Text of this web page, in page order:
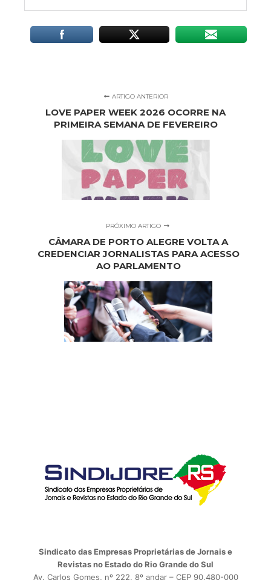
ARTIGO ANTERIOR
LOVE PAPER WEEK 2026 OCORRE NA
PRIMEIRA SEMANA DE FEVEREIRO
PRÓXIMO ARTIGO
CÂMARA DE PORTO ALEGRE VOLTA A
CREDENCIAR JORNALISTAS PARA ACESSO
AO PARLAMENTO
Sindicato das Empresas Proprietárias de Jornais e
Revistas no Estado do Rio Grande do Sul
Av. Carlos Gomes, nº 222, 8º andar – CEP 90.480-000